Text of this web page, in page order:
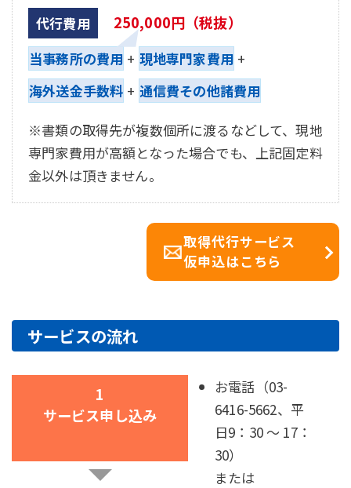
代行費用 250,000円（税抜）
当事務所の費用 + 現地専門家費用 +
海外送金手数料 + 通信費その他諸費用
※書類の取得先が複数個所に渡るなどして、現地
専門家費用が高額となった場合でも、上記固定料
金以外は頂きません。
取得代行サービス
仮申込はこちら
サービスの流れ
サービス申し込み
お電話（03-
6416-5662、平
日9：30 ～ 17：
30）
または